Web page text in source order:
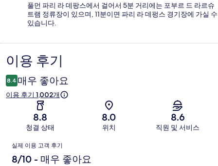
풀먼 파리 라 데팡스에서 걸어서 5분 거리에는 포부르 드 라르슈
트램 정류장이 있으며, 11분이면 파리 라 데펑스 경기장에 가실 수
있습니다.
이
용
후
이용 후기
8.4 매우 좋아요
이용 후기 1,002개
8.8
청결 상태
8.0
위치
8.6
직원 및 서비스
이
용
실제 이용 고객 후기
8/10 - 매우 좋아요